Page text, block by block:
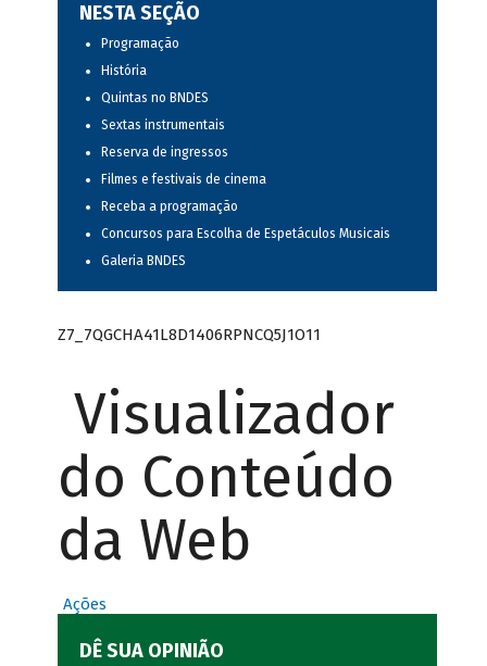
NESTA SEÇÃO
Programação
História
Quintas no BNDES
Sextas instrumentais
Reserva de ingressos
Filmes e festivais de cinema
Receba a programação
Concursos para Escolha de Espetáculos Musicais
Galeria BNDES
Z7_7QGCHA41L8D1406RPNCQ5J1O11
Visualizador
do Conteúdo
da Web
Ações
DÊ SUA OPINIÃO